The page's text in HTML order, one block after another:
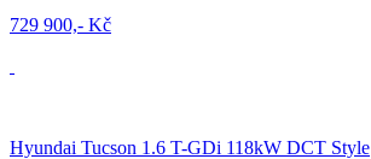
729 900,- Kč
Hyundai Tucson 1.6 T-GDi 118kW DCT Style